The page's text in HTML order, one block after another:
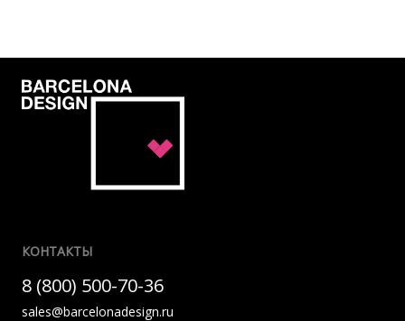
КОНТАКТЫ
8 (800) 500-70-36
sales@barcelonadesign.ru